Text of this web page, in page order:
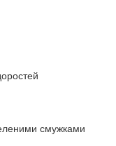
смужками